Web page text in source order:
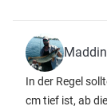
In der Regel
cm tief ist, ab